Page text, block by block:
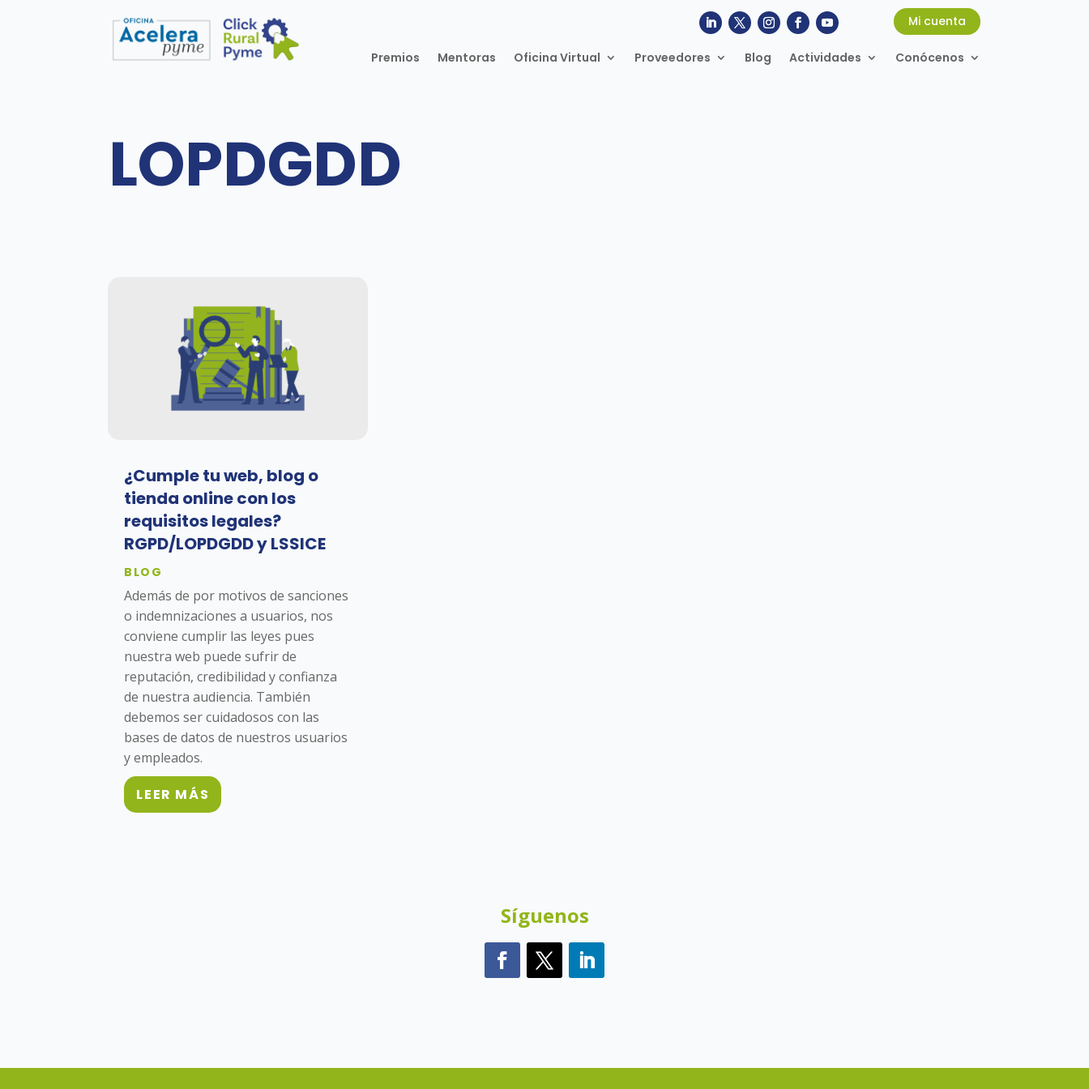
Mi cuenta
Premios Mentoras Oficina Virtual Proveedores Blog Actividades Conócenos
LOPDGDD
¿Cumple tu web, blog o
tienda online con los
requisitos legales?
RGPD/LOPDGDD y LSSICE
BLOG
Además de por motivos de sanciones
o indemnizaciones a usuarios, nos
conviene cumplir las leyes pues
nuestra web puede sufrir de
reputación, credibilidad y confianza
de nuestra audiencia. También
debemos ser cuidadosos con las
bases de datos de nuestros usuarios
y empleados.
LEER MÁS
Síguenos